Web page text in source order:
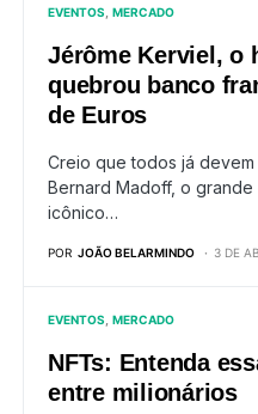
EVENTOS MERCADO
Jérôme Kerviel, o
quebrou banco
de Euros
Creio que todos já
Bernard Madoff, o
icônico…
POR JOÃO BELARMINDO 3 DE
EVENTOS MERCADO
NFTs: Entenda
entre milionários